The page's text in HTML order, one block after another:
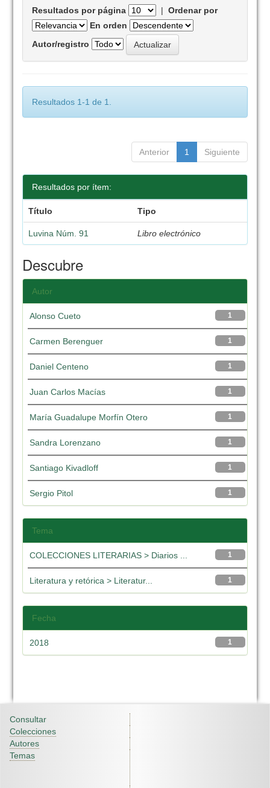
Resultados por página |Ordenar por
En orden
Autor/registro
Resultados 1-1 de 1.
Anterior 1 Siguiente
Resultados por ítem:
Título Tipo
Luvina Núm. 91 Libro electrónico
Descubre
Autor
1
Alonso Cueto
1
Carmen Berenguer
1
Daniel Centeno
1
Juan Carlos Macías
1
María Guadalupe Morfín Otero
1
Sandra Lorenzano
1
Santiago Kivadloff
1
Sergio Pitol
Tema
1
COLECCIONES LITERARIAS > Diarios ...
1
Literatura y retórica > Literatur...
Fecha
1
2018
Consultar
Colecciones
Autores
Temas